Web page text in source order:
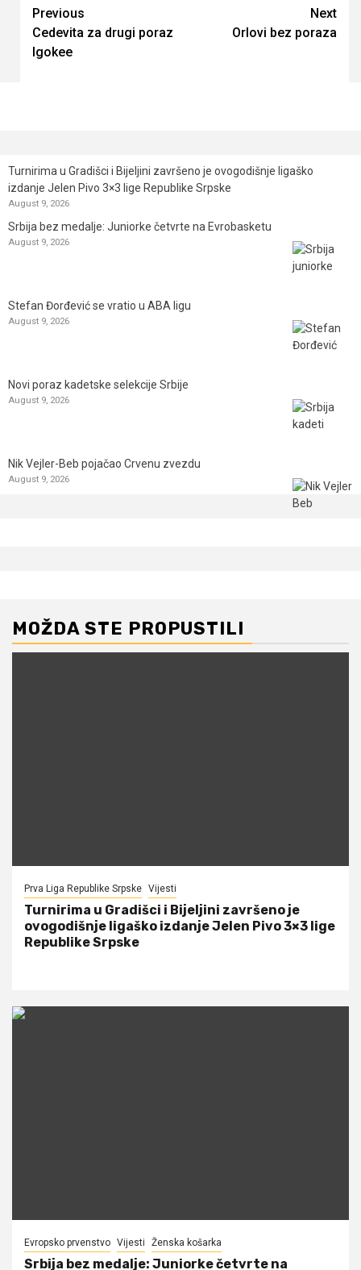
Continue
Reading
Previous
Cedevita za drugi poraz
Igokee
Next
Orlovi bez poraza
Turnirima u Gradišci i Bijeljini završeno je ovogodišnje ligaško
izdanje Jelen Pivo 3×3 lige Republike Srpske
August 9, 2026
Srbija bez medalje: Juniorke četvrte na Evrobasketu
August 9, 2026
Stefan Đorđević se vratio u ABA ligu
August 9, 2026
Novi poraz kadetske selekcije Srbije
August 9, 2026
Nik Vejler-Beb pojačao Crvenu zvezdu
August 9, 2026
MOŽDA STE PROPUSTILI
Prva Liga Republike Srpske Vijesti
Turnirima u Gradišci i Bijeljini završeno je
ovogodišnje ligaško izdanje Jelen Pivo 3×3 lige
Republike Srpske
Evropsko prvenstvo Vijesti Ženska košarka
Srbija bez medalje: Juniorke četvrte na